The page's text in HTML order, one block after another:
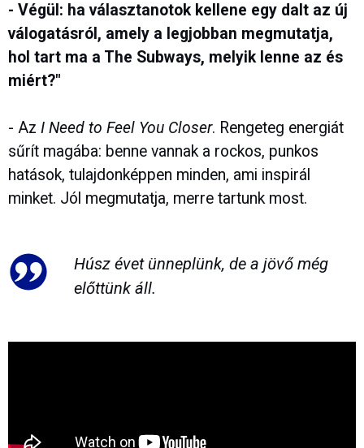
- Végül: ha választanotok kellene egy dalt az új
válogatásról, amely a legjobban megmutatja,
hol tart ma a The Subways, melyik lenne az és
miért?"
- Az I Need to Feel You Closer. Rengeteg energiát
sűrít magába: benne vannak a rockos, punkos
hatások, tulajdonképpen minden, ami inspirál
minket. Jól megmutatja, merre tartunk most.
Húsz évet ünneplünk, de a jövő még
előttünk áll.